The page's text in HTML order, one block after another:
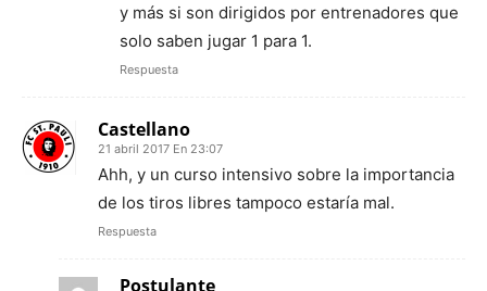
y más si son dirigidos por entrenadores que
solo saben jugar 1 para 1.
Respuesta
Castellano
21 abril 2017 En 23:07
Ahh, y un curso intensivo sobre la importancia
de los tiros libres tampoco estaría mal.
Respuesta
Postulante